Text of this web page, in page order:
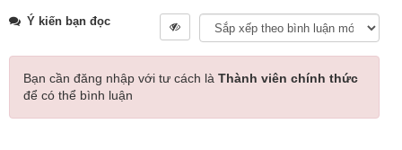
Ý kiến bạn đọc
Bạn cần đăng nhập với tư cách là Thành viên chính thức
để có thể bình luận